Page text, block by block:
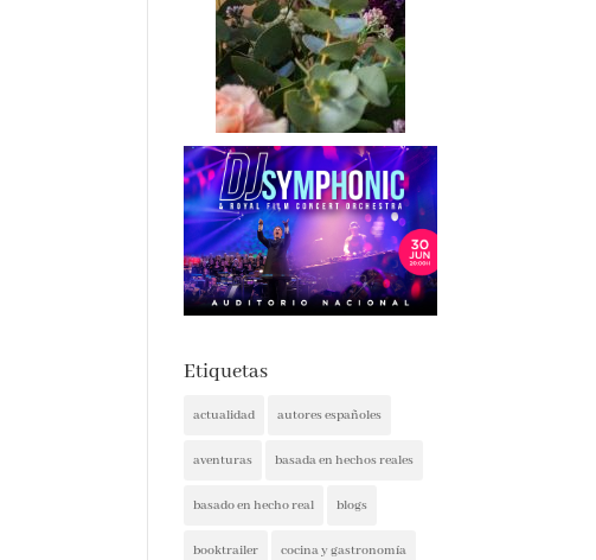
Etiquetas
actualidad autores españoles
aventuras basada en hechos reales
basado en hecho real blogs
booktrailer cocina y gastronomía